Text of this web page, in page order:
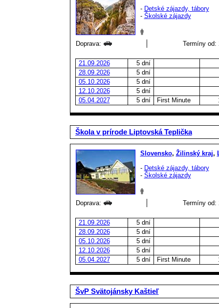
- Detské zájazdy, tábory
- Školské zájazdy
Doprava: Termíny od:
21.09.2026
5 dní
28.09.2026
5 dní
05.10.2026
5 dní
12.10.2026
5 dní
05.04.2027
5 dní First Minute
Škola v prírode Liptovská Teplička
Slovensko, Žilinský kraj,
- Detské zájazdy, tábory
- Školské zájazdy
Doprava: Termíny od:
21.09.2026
5 dní
28.09.2026
5 dní
05.10.2026
5 dní
12.10.2026
5 dní
05.04.2027
5 dní First Minute
ŠvP Svätojánsky Kaštieľ